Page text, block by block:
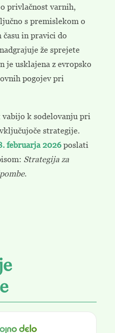
privlačnost varnih,
s premislekom o
in pravici do
že sprejete
je usklajena z evropsko
pogojev pri
k sodelovanju pri
strategije.
februarja 2026 poslati
Strategija za
.